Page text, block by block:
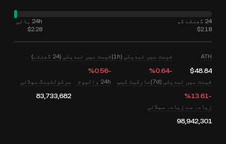
24 گھنٹے کم
$2.18
24h ہائی
$2.28
ATH
$48.84
قیمت میں تبدیلی (1h)
‮-‭0.64‬%‬
قیمت میں تبدیلی (24 گھنٹے)
‮-‭0.56‬%‬
قیمت میں تبدیلی (7d)
‮-‭13.61‬%‬
مارکیٹ کیپ 24h والیوم سرکولٹینگ سپلائی
83,733,682
زیادہ سے زیادہ سپلائی
98,942,301